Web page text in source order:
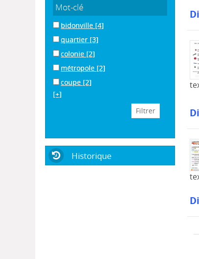
Mot-clé
bidonville [4]
quartier [3]
colonie [2]
métropole [2]
coupe [2]
[+]
Historique